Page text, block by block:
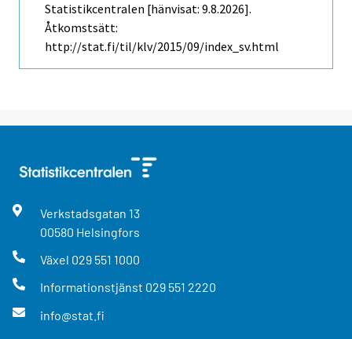
Statistikcentralen [hänvisat: 9.8.2026].
Åtkomstsätt:
http://stat.fi/til/klv/2015/09/index_sv.html
Verkstadsgatan 13
00580 Helsingfors
Växel 029 551 1000
Informationstjänst 029 551 2220
info@stat.fi